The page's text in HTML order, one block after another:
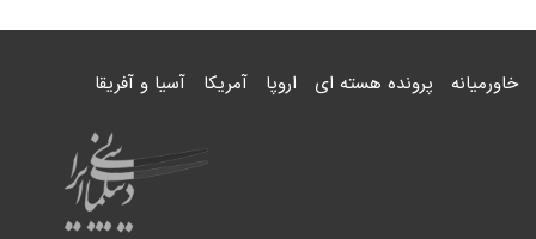
خاورمیانه پرونده هسته ای اروپا آمریکا آسیا و آفریقا